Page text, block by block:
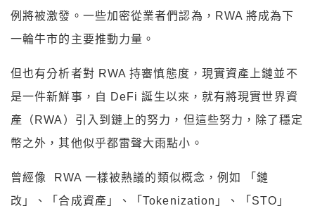
例將被激發。一些加密從業者們認為，RWA 將成為下
一輪牛市的主要推動力量。
但也有分析者對 RWA 持審慎態度，現實資產上鏈並不
是一件新鮮事，自 DeFi 誕生以來，就有將現實世界資
產（RWA）引入到鏈上的努力，但這些努力，除了穩定
幣之外，其他似乎都雷聲大雨點小。
曾經像 RWA 一樣被熱議的類似概念，例如 「鏈
改」、「合成資產」、「Tokenization」、「STO」